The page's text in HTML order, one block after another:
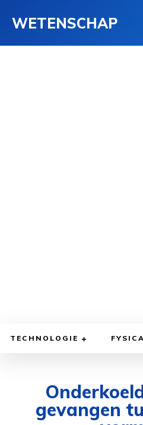
WETENSCHAP
TECHNOLOGIE FYSICA
gevangen